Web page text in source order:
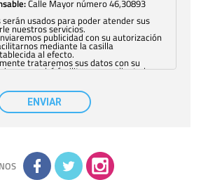
Calle Mayor número 46,30893
serán usados para poder atender sus
nuestros servicios.
publicidad con su autorización
mediante la casilla
al efecto.
trataremos sus datos con su
que podrá facilitarnos mediante la
general, sólo el personal de
esté debidamente autorizado podrá
la información que le pedimos. No se
a terceros.
sobre cómo tratamos sus datos en la
ENVIAR